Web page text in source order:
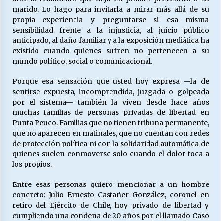
marido. Lo hago para invitarla a mirar más allá de su
propia experiencia y preguntarse si esa misma
sensibilidad frente a la injusticia, al juicio público
anticipado, al daño familiar y a la exposición mediática ha
existido cuando quienes sufren no pertenecen a su
mundo político, social o comunicacional.
Porque esa sensación que usted hoy expresa —la de
sentirse expuesta, incomprendida, juzgada o golpeada
por el sistema— también la viven desde hace años
muchas familias de personas privadas de libertad en
Punta Peuco. Familias que no tienen tribuna permanente,
que no aparecen en matinales, que no cuentan con redes
de protección política ni con la solidaridad automática de
quienes suelen conmoverse solo cuando el dolor toca a
los propios.
Entre esas personas quiero mencionar a un hombre
concreto: Julio Ernesto Castañer González, coronel en
retiro del Ejército de Chile, hoy privado de libertad y
cumpliendo una condena de 20 años por el llamado Caso